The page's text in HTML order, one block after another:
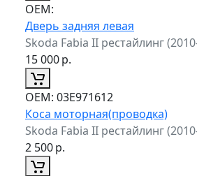
ОЕМ:
Дверь задняя левая
Skoda Fabia II рестайлинг
15 000р.
ОЕМ: 03E971612
Коса моторная(проводка)
Skoda Fabia II рестайлинг
2 500р.